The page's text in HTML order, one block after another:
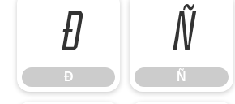
Ð
Ð
Ñ
Ñ